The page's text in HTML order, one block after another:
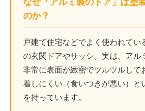
のか？
戸建て住宅などでよく使われてい
の玄関ドアやサッシ。実は、アル
非常に表面が緻密でツルツルして
着しにくい（食いつきが悪い）と
を持っています。